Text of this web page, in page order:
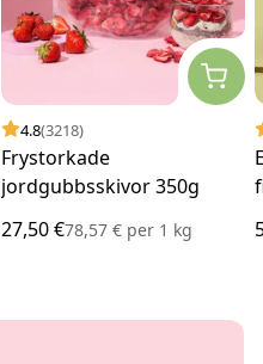
4.8(3218)
Frystorkade
jordgubbsskivor 350g
27,50 €78,57 € per1 kg